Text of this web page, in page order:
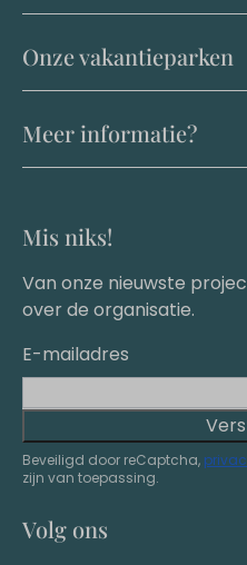
Onze vakantieparken
Meer informatie?
Mis niks!
Van onze nieuwste
over de organisatie.
E-mailadres
Beveiligd door reCaptcha,
zijn van toepassing.
Volg ons